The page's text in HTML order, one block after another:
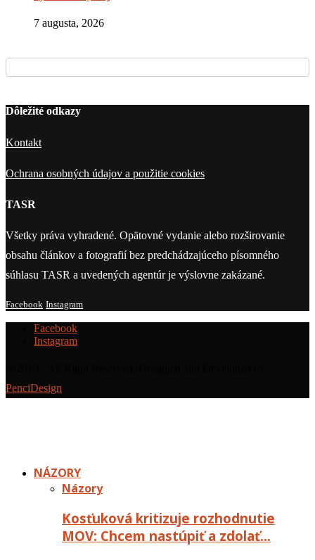
7 augusta, 2026
Dôležité odkazy
Kontakt
Ochrana osobných údajov a použitie cookies
TASR
Všetky práva vyhradené. Opätovné vydanie alebo rozširovanie
obsahu článkov a fotografií bez predchádzajúceho písomného
súhlasu TASR a uvedených agentúr je výslovne zakázané.
Facebook Instagram
Facebook
Instagram
PenciDesign
NÁZORY
Názory
Kosťuková kritizuje rozhodnutie
MOV: Chcem nastúpiť a zdolať…